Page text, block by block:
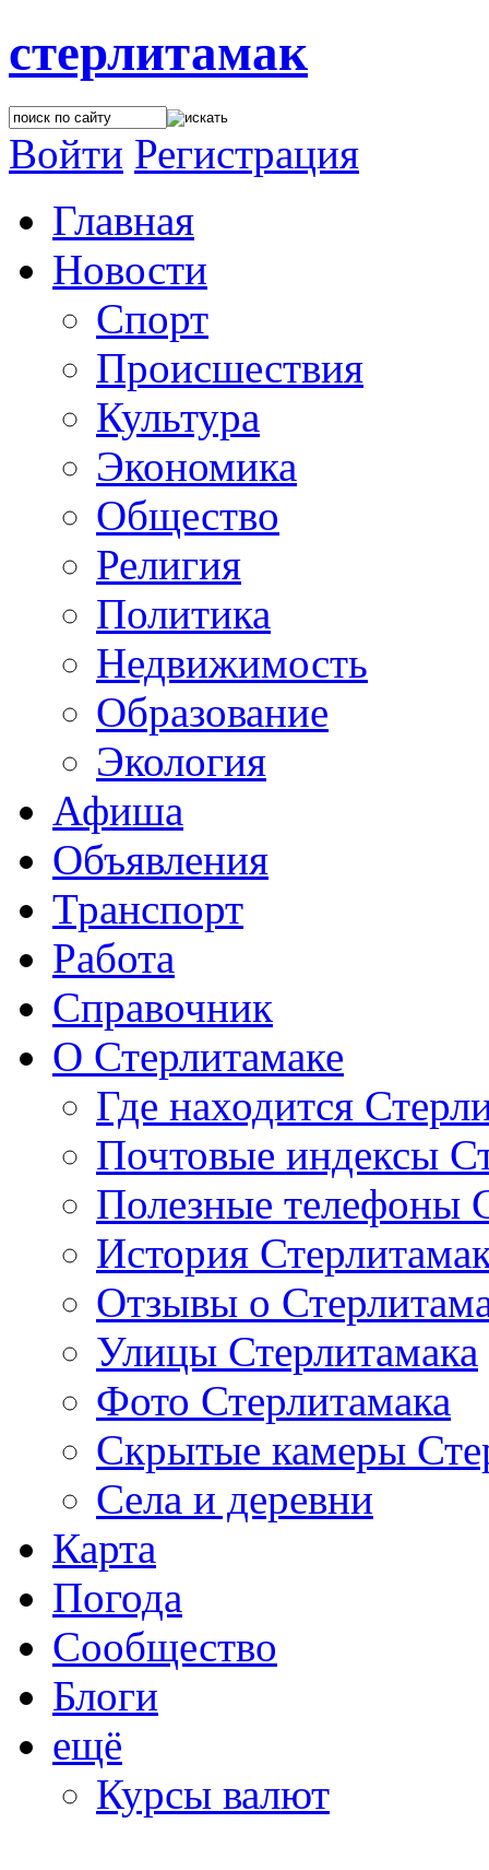
стерлитамак
Войти Регистрация
Главная
Новости
Спорт
Происшествия
Культура
Экономика
Общество
Религия
Политика
Недвижимость
Образование
Экология
Афиша
Объявления
Транспорт
Работа
Справочник
О Стерлитамаке
Где находится
Почтовые индексы
Полезные телефоны
История
Отзывы о
Улицы Стерлитамака
Фото Стерлитамака
Скрытые камеры
Села и деревни
Карта
Погода
Сообщество
Блоги
ещё
Курсы валют